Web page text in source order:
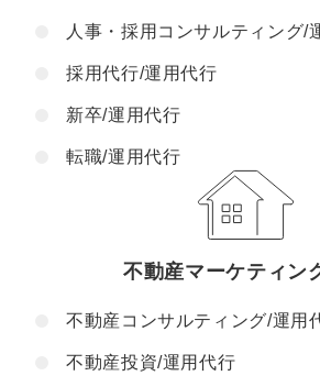
人事・採用コンサルティング/
採用代行/運用代行
新卒/運用代行
転職/運用代行
不動産マーケティン
不動産コンサルティング/運用
不動産投資/運用代行